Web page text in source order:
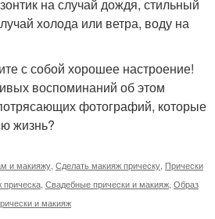
на случай дождя, стильный
холода или ветра, воду на
с собой хорошее настроение!
воспоминаний об этом
фотографий, которые
жизнь?
и макияжу Сделать макияж прическу Прически
Свадебные прически и макияж Образ
и макияж